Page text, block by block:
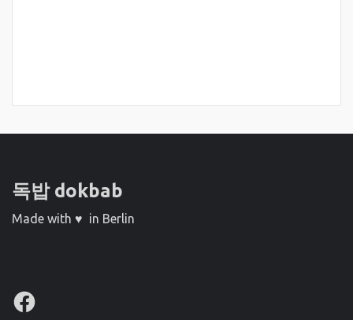
독밥 dokbab
Made with ♥ in Berlin
Facebook